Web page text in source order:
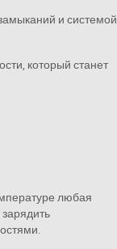
и системой
который станет
любая